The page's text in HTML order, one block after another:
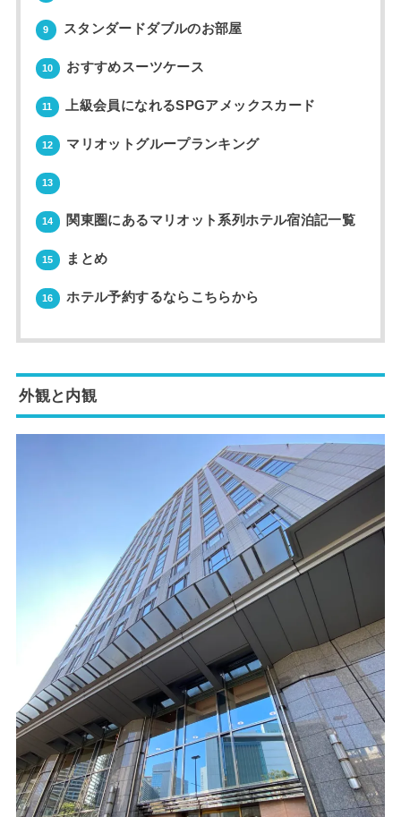
9 スタンダードダブルのお部屋
10 おすすめスーツケース
11 上級会員になれるSPGアメックスカード
12 マリオットグループランキング
13
14 関東圏にあるマリオット系列ホテル宿泊記一覧
15 まとめ
16 ホテル予約するならこちらから
外観と内観